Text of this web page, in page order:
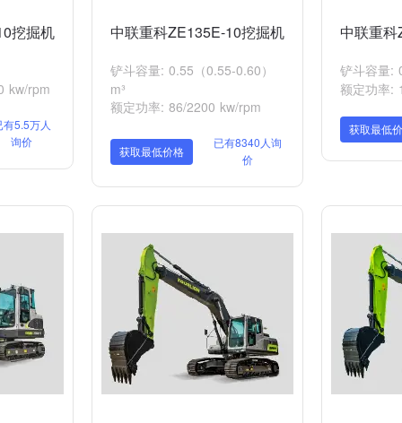
挖掘机
kw/rpm
有5.5万人
询价
中联重科ZE135E-10挖掘机
铲斗容量: 0.55（0.55-0.60）
m³
额定功率: 86/2200 kw/rpm
获取最低价格
已有8340人询
价
中联重
铲斗容量:
额定功率:
获取最低